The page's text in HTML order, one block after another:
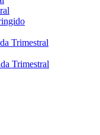
Trimestral
Trimestral